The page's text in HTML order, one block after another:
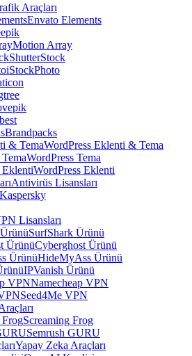
Araçları
Envato Elements
Motion Array
ShutterStock
iStockPhoto
Brandpacks
WordPress Eklenti & Tema
WordPress Tema
WordPress Eklenti
Antivirüs Lisansları
Kaspersky
Lisansları
SurfShark Ürünü
Cyberghost Ürünü
HideMyAss Ürünü
IPVanish Ürünü
Namecheap VPN
Seed4Me VPN
Screaming Frog
Semrush GURU
Yapay Zeka Araçları